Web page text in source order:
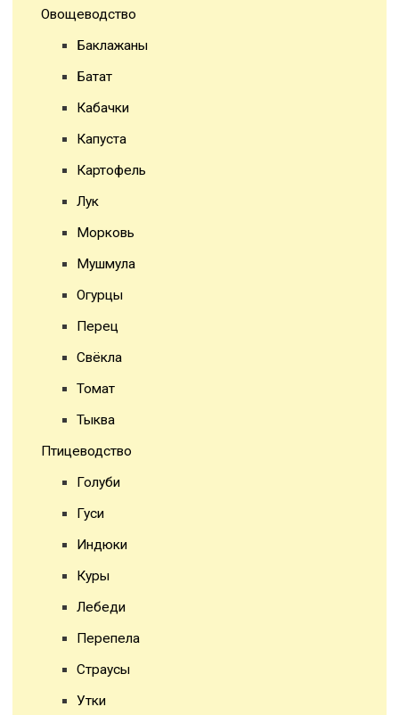
Овощеводство
Баклажаны
Батат
Кабачки
Капуста
Картофель
Лук
Морковь
Мушмула
Огурцы
Перец
Свёкла
Томат
Тыква
Птицеводство
Голуби
Гуси
Индюки
Куры
Лебеди
Перепела
Страусы
Утки